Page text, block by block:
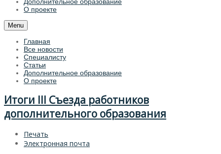
О проекте
Menu
Главная
Все новости
Специалисту
Статьи
Дополнительное образование
О проекте
Итоги III Съезда работников
дополнительного образования
Печать
Электронная почта